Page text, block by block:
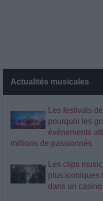
Actualités musicales
Les festivals
pourquoi les
événements
millions de passionnés
Les clips
plus iconiques
dans un casino